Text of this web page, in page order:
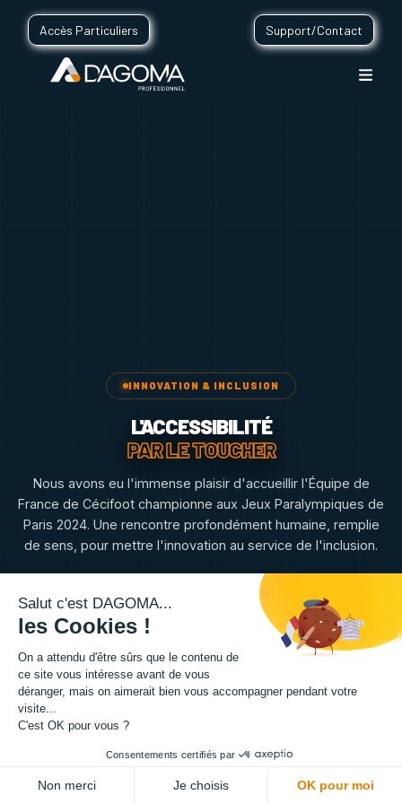
Accès Particuliers Support/Contact
INNOVATION & INCLUSION
L'ACCESSIBILITÉ
PAR LE TOUCHER
Nous avons eu l'immense plaisir d'accueillir l'Équipe de
France de Cécifoot championne aux Jeux Paralympiques de
Paris 2024. Une rencontre profondément humaine, remplie
de sens, pour mettre l'innovation au service de l'inclusion.
Salut c'est DAGOMA...
les Cookies !
On a attendu d'être sûrs que le contenu de
ce site vous intéresse avant de vous
déranger, mais on aimerait bien vous accompagner pendant votre
visite...
C'est OK pour vous ?
Consentements certifiés par
Non merci Je choisis OK pour moi